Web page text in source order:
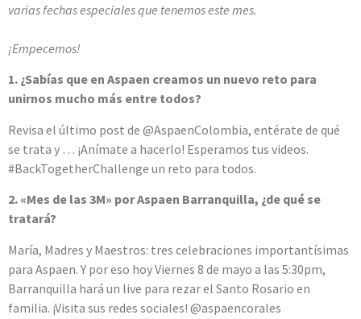
varias fechas especiales que tenemos este mes.
¡Empecemos!
1. ¿Sabías que en Aspaen creamos un nuevo reto para
unirnos mucho más entre todos?
Revisa el último post de @AspaenColombia, entérate de qué
se trata y … ¡Anímate a hacerlo! Esperamos tus videos.
#BackTogetherChallenge un reto para todos.
2. «Mes de las 3M» por Aspaen Barranquilla, ¿de qué se
tratará?
María, Madres y Maestros: tres celebraciones importantísimas
para Aspaen. Y por eso hoy Viernes 8 de mayo a las 5:30pm,
Barranquilla hará un live para rezar el Santo Rosario en
familia. ¡Visita sus redes sociales! @aspaencorales